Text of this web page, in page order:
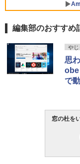
編集部のおすすめ
やじ
思
obe
で
窓の杜を